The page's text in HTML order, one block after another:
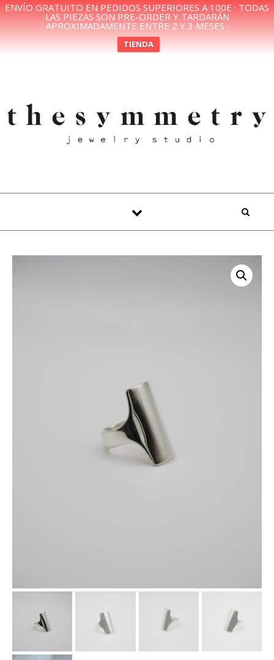
ENVÍO GRATUITO EN PEDIDOS SUPERIORES A 100E · TODAS
LAS PIEZAS SON PRE-ORDER Y TARDARÁN
APROXIMADAMENTE ENTRE 2 Y 3 MESES ·
TIENDA